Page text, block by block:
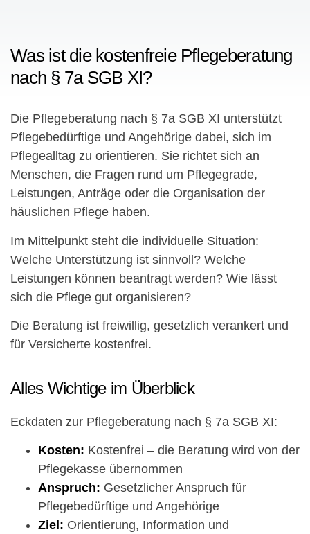
Was ist die kostenfreie Pflegeberatung
nach § 7a SGB XI?
Die Pflegeberatung nach § 7a SGB XI unterstützt
Pflegebedürftige und Angehörige dabei, sich im
Pflegealltag zu orientieren. Sie richtet sich an
Menschen, die Fragen rund um Pflegegrade,
Leistungen, Anträge oder die Organisation der
häuslichen Pflege haben.
Im Mittelpunkt steht die individuelle Situation:
Welche Unterstützung ist sinnvoll? Welche
Leistungen können beantragt werden? Wie lässt
sich die Pflege gut organisieren?
Die Beratung ist freiwillig, gesetzlich verankert und
für Versicherte kostenfrei.
Alles Wichtige im Überblick
Eckdaten zur Pflegeberatung nach § 7a SGB XI:
Kosten: Kostenfrei – die Beratung wird von der
Pflegekasse übernommen
Anspruch: Gesetzlicher Anspruch für
Pflegebedürftige und Angehörige
Ziel: Orientierung, Information und